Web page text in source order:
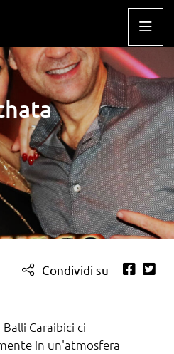
Condividi su
Caraibici ci
in un'atmosfera